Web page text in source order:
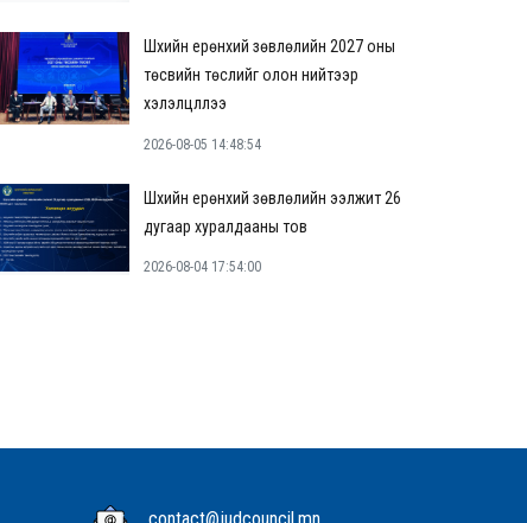
Шүүхийн ерөнхий зөвлөлийн 2027 оны
төсвийн төслийг олон нийтээр
хэлэлцүүллээ
2026-08-05 14:48:54
Шүүхийн ерөнхий зөвлөлийн ээлжит 26
дугаар хуралдааны тов
2026-08-04 17:54:00